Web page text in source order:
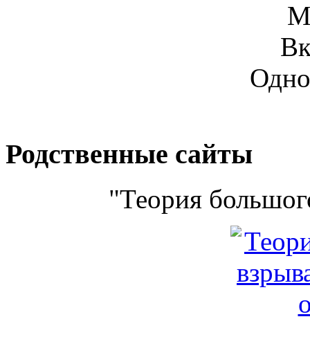
Родственные сайты
"Теория